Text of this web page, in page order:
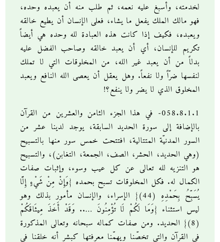
لخدمته، وأسبغ عليه نعمه، ثم طلب منه أن يعبده وحده،
فهو مالك الملك يفعل ما يشاء، فعلى الإنسان أن يطيع خالقه
ويعبده، فكيف إذا كانت هذه العبادة لله وحده هي أيضاً
تكريم للإنسان، أي أن يعبد خالقه وصاحب الفضل عليه
بدلاً من أن يعبد غير الله، من المخلوقات التي لا تملك
لنفسها ضرّاً ولا نفعاً. وهل يعقل أن يعصى الله النافع ويعبد
المخلوق الذي لا يضر ولا ينفع؟!
058.8.1.1- في هذا الجزء الثامن والعشرين من القرآن
بالإضافة إلى سورة الحديد السابقة، يوجد لدينا عشر من
السور المدنيّة المتتالية، افتتحت خمس سور منها بالتسبيح
(وهي الحديد، الحشر، الصف، الجمعة، التغابن)، والتسبيح
هو التنزيه لله تعالى عن كل عيب وسوء، وإثبات صفات
الكمال له. فكل المخلوقات تسبح بحمده {وَإِنْ مِنْ شَيْءٍ إِلَّا
يُسَبِّحُ بِحَمْدِهِ (44)} الإسراء، والإنسان مأمور بذلك وهو
ليس استثناء {وَمَا لَكُمْ لَا تُؤْمِنُونَ ….. وَقَدْ أَخَذَ مِيثَاقَكُمْ
(8)} الحديد. ومن صفات كماله سبحانه وتعالى المذكورة
في القرآن والتي تخصّنا ويهمّنا معرفتها كبشر أنه خلقنا في